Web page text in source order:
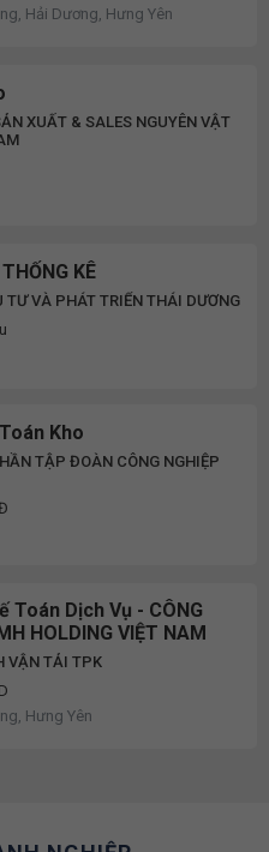
Hải Dương, Hưng Yên
XUẤT & SALES NGUYÊN VẬT
KÊ
TƯ VÀ PHÁT TRIỂN THÁI DƯƠNG
Kho
TẬP ĐOÀN CÔNG NGHIỆP
Toán Dịch Vụ - CÔNG
HOLDING VIỆT NAM
VẬN TẢI TPK
Hưng Yên